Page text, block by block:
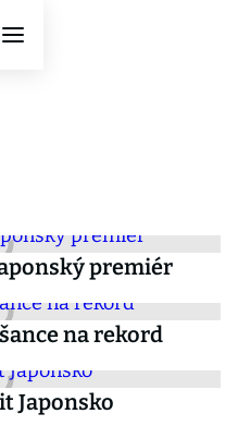
premiér
na rekord
Japonsko